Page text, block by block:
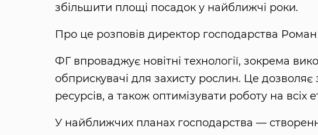
збільшити площі посадок у найближчі роки.
Про це розповів директор господарства
ФГ впроваджує новітні технології, зокрема
обприскувачі для захисту рослин. Це дозволяє
ресурсів, а також оптимізувати роботу на всіх
У найближчих планах господарства —